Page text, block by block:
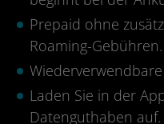
Prepaid ohne
Roaming-Gebühren.
Laden Sie in der
Datenguthaben auf.